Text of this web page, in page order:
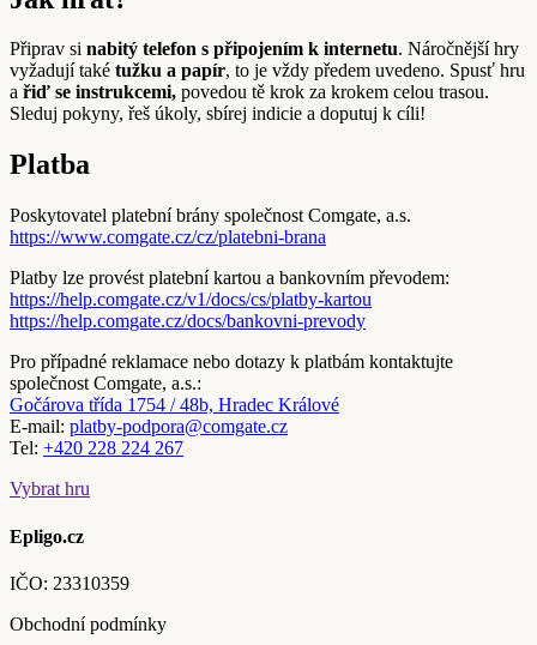
Připrav si nabitý telefon s připojením k internetu. Náročnější hry
vyžadují také tužku a papír, to je vždy předem uvedeno. Spusť hru
a řiď se instrukcemi, povedou tě krok za krokem celou trasou.
Sleduj pokyny, řeš úkoly, sbírej indicie a doputuj k cíli!
Platba
Poskytovatel platební brány společnost Comgate, a.s.
https://www.comgate.cz/cz/platebni-brana
Platby lze provést platební kartou a bankovním převodem:
https://help.comgate.cz/v1/docs/cs/platby-kartou
https://help.comgate.cz/docs/bankovni-prevody
Pro případné reklamace nebo dotazy k platbám kontaktujte
společnost Comgate, a.s.:
Gočárova třída 1754 / 48b, Hradec Králové
E-mail: platby-podpora@comgate.cz
Tel: +420 228 224 267
Vybrat hru
Epligo.cz
IČO: 23310359
Obchodní podmínky